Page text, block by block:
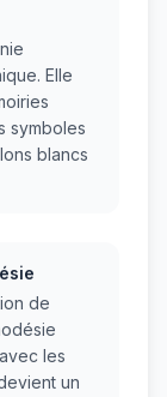
Elle
symboles
blancs
de
les
un